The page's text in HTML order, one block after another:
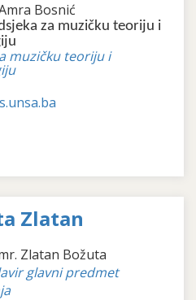
Bosnić
za muzičku teoriju i
muzičku teoriju i
Zlatan
Zlatan Božuta
glavni predmet